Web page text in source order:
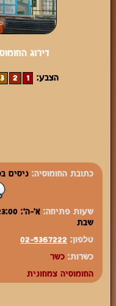
דירוג
הצבע: 1
2
3
כתובת החומוסיה: ניסים בכר 23,
שעות פתיחה:
שבת
טלפון: 02-5367222
כשרות: כשר
החומוסיה צמחונית